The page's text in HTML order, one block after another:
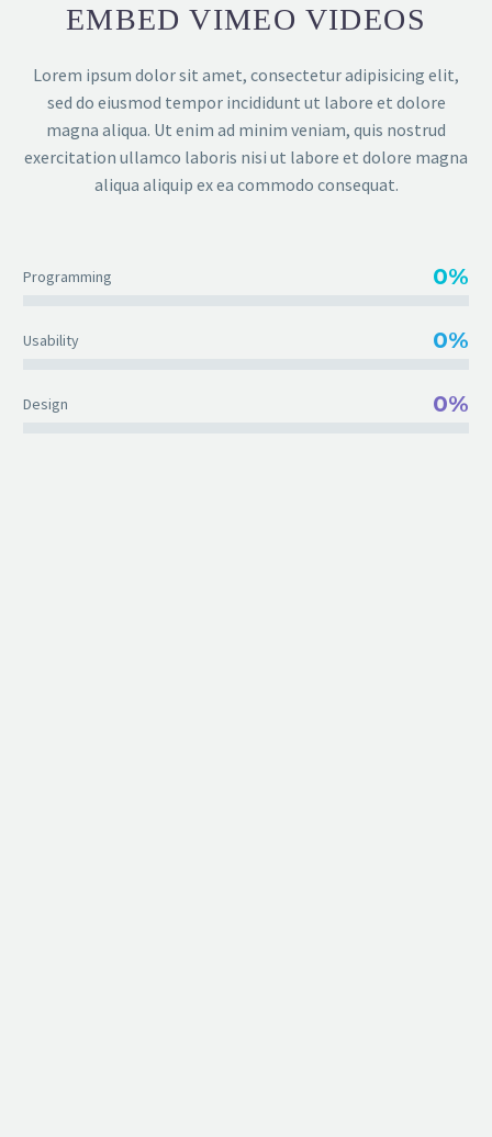
EMBED VIMEO VIDEOS
Lorem ipsum dolor sit amet, consectetur adipisicing elit,
sed do eiusmod tempor incididunt ut labore et dolore
magna aliqua. Ut enim ad minim veniam, quis nostrud
exercitation ullamco laboris nisi ut labore et dolore magna
aliqua aliquip ex ea commodo consequat.
Programming 0%
Usability 0%
Design 0%